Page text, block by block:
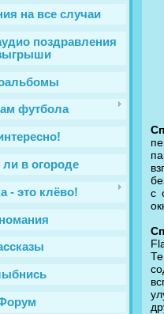
на все случаи
поздравления
футбола
ли в огороде
- это клёво!
с